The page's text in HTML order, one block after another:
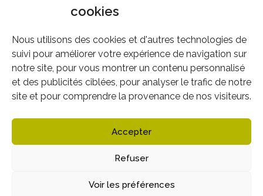
cookies
Nous utilisons des cookies et d'autres technologies de
suivi pour améliorer votre expérience de navigation sur
notre site, pour vous montrer un contenu personnalisé
et des publicités ciblées, pour analyser le trafic de notre
site et pour comprendre la provenance de nos visiteurs.
Accepter
Refuser
Voir les préférences
Montréal : 514-745-4949
info@formatout.com
Nous suivre
COPYRIGHT © 2026 · FORMATOUT -POLITIQUE DE